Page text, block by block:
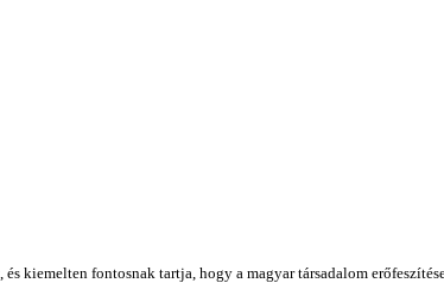
kiemelten fontosnak tartja, hogy a magyar társadalom